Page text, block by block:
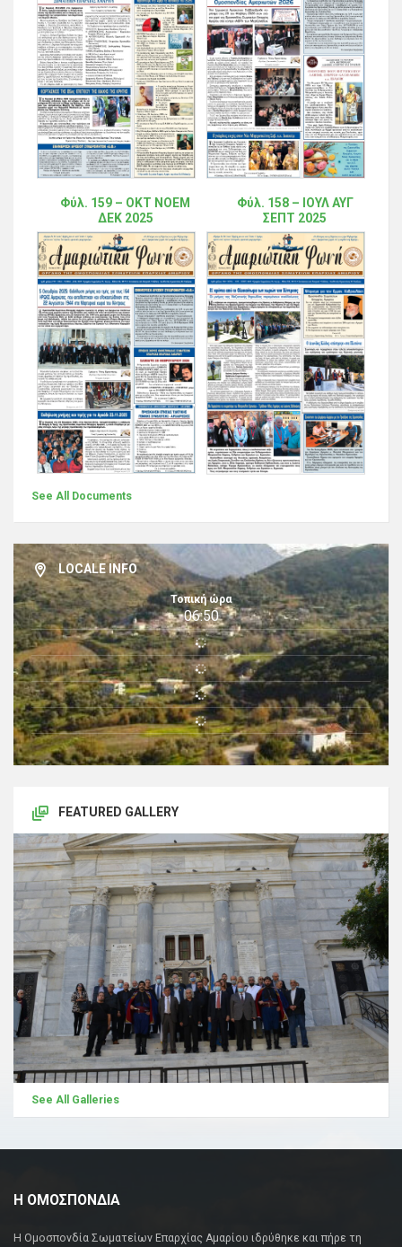
Φύλ. 159 – ΟΚΤ ΝΟΕΜ
ΔΕΚ 2025
Φύλ. 158 – ΙΟΥΛ ΑΥΓ
ΣΕΠΤ 2025
See All Documents
LOCALE INFO
Τοπική ώρα
06:50
FEATURED GALLERY
See All Galleries
Η ΟΜΟΣΠΟΝΔΙΑ
Η Ομοσπονδία Σωματείων Επαρχίας Αμαρίου ιδρύθηκε και πήρε τη